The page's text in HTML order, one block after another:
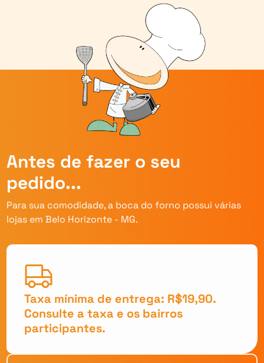
Antes de fazer o seu
pedido...
Para sua comodidade, a boca do forno possui várias
lojas em Belo Horizonte - MG.
Taxa mínima de entrega: R$19,90.
Consulte a taxa e os bairros
participantes.